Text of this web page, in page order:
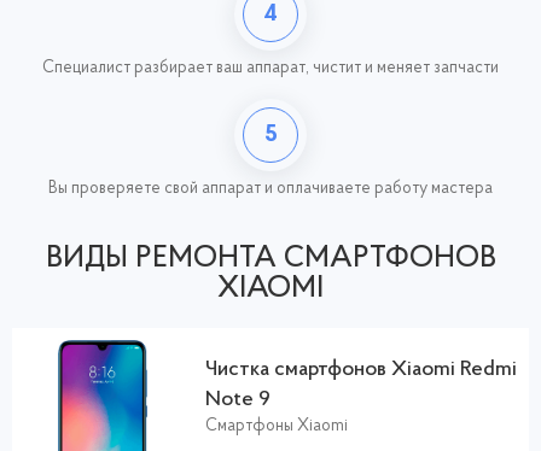
4
Специалист разбирает ваш аппарат, чистит и меняет запчасти
5
Вы проверяете свой аппарат и оплачиваете работу мастера
ВИДЫ РЕМОНТА СМАРТФОНОВ
XIAOMI
Чистка смартфонов Xiaomi Redmi
Note 9
Смартфоны Xiaomi